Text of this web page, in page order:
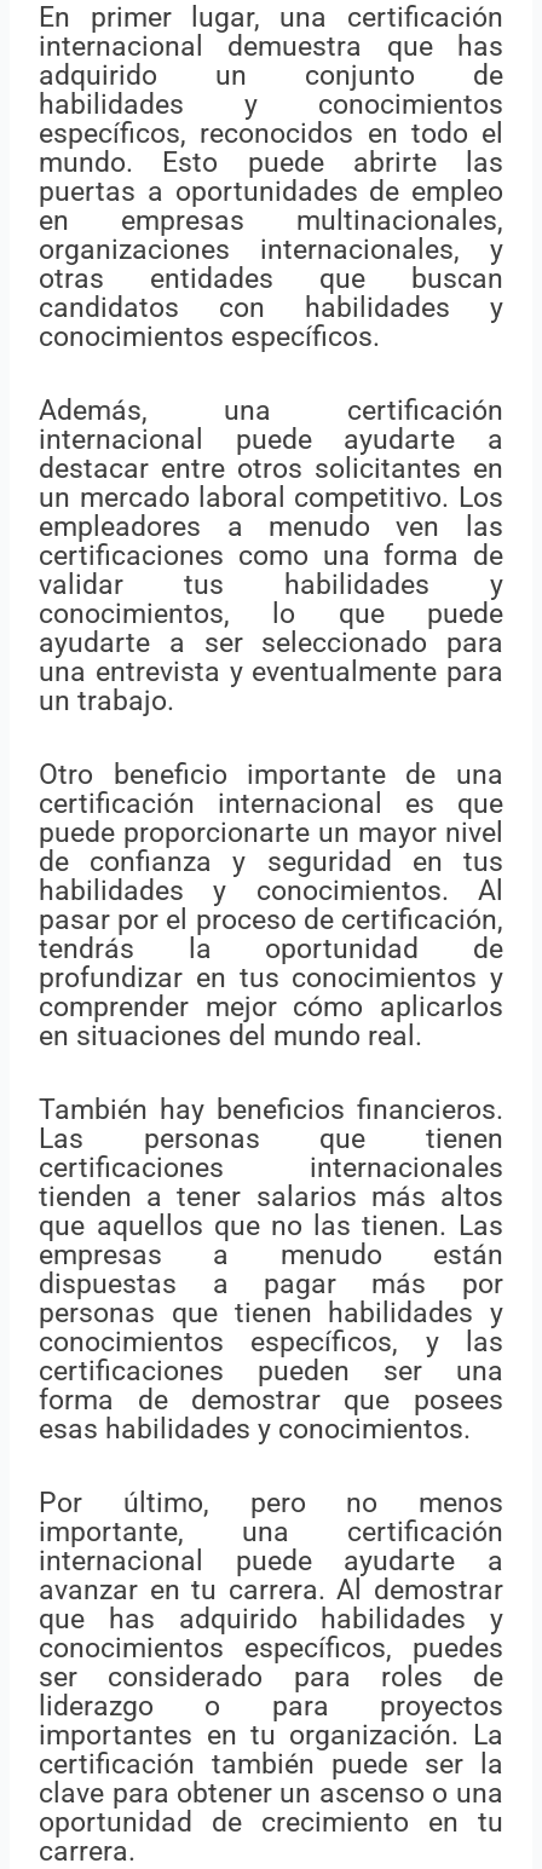
En primer lugar, una certificación
internacional demuestra que has
adquirido un conjunto de
habilidades y conocimientos
específicos, reconocidos en todo el
mundo. Esto puede abrirte las
puertas a oportunidades de empleo
en empresas multinacionales,
organizaciones internacionales, y
otras entidades que buscan
candidatos con habilidades y
conocimientos específicos.
Además, una certificación
internacional puede ayudarte a
destacar entre otros solicitantes en
un mercado laboral competitivo. Los
empleadores a menudo ven las
certificaciones como una forma de
validar tus habilidades y
conocimientos, lo que puede
ayudarte a ser seleccionado para
una entrevista y eventualmente para
un trabajo.
Otro beneficio importante de una
certificación internacional es que
puede proporcionarte un mayor nivel
de confianza y seguridad en tus
habilidades y conocimientos. Al
pasar por el proceso de certificación,
tendrás la oportunidad de
profundizar en tus conocimientos y
comprender mejor cómo aplicarlos
en situaciones del mundo real.
También hay beneficios financieros.
Las personas que tienen
certificaciones internacionales
tienden a tener salarios más altos
que aquellos que no las tienen. Las
empresas a menudo están
dispuestas a pagar más por
personas que tienen habilidades y
conocimientos específicos, y las
certificaciones pueden ser una
forma de demostrar que posees
esas habilidades y conocimientos.
Por último, pero no menos
importante, una certificación
internacional puede ayudarte a
avanzar en tu carrera. Al demostrar
que has adquirido habilidades y
conocimientos específicos, puedes
ser considerado para roles de
liderazgo o para proyectos
importantes en tu organización. La
certificación también puede ser la
clave para obtener un ascenso o una
oportunidad de crecimiento en tu
carrera.